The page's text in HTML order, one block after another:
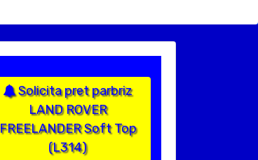
Solicita pret parbriz
LAND ROVER
FREELANDER Soft Top
(L314)